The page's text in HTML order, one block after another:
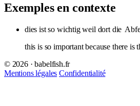
Exemples en contexte
dies ist so wichtig weil dort die
this is so important because there is
© 2026 · babelfish.fr
Mentions légales Confidentialité